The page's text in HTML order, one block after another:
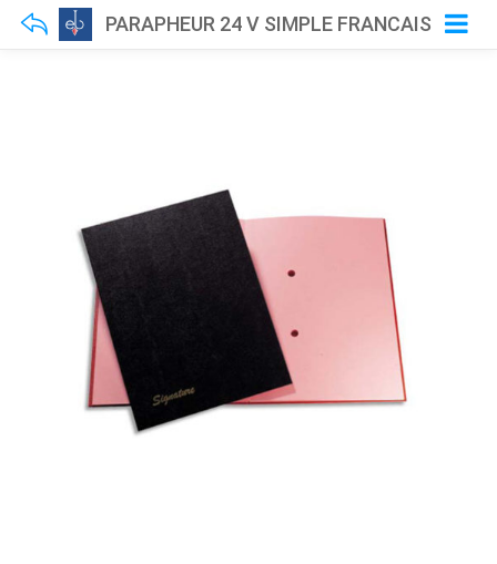
PARAPHEUR 24 V SIMPLE FRANCAIS